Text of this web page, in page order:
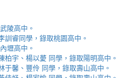
陵高中。
睿同學，錄取桃園高中。
壢高中。
宇、楊以薆 同學，錄取陽明高中。
馨、豐伶 同學，錄取壽山高中。